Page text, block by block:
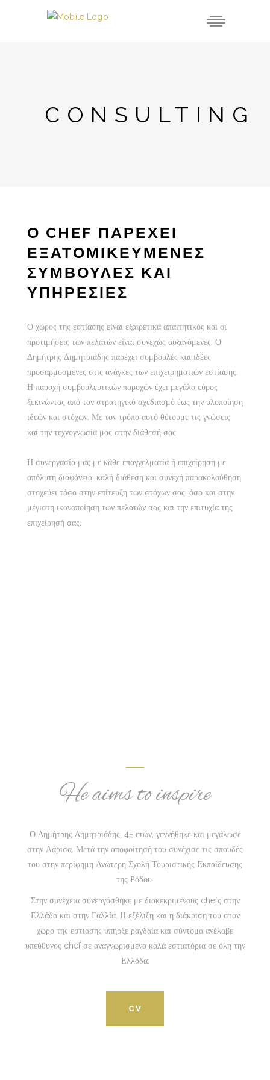
CONSULTING
Ο CHEF ΠΑΡΕΧΕΙ
ΕΞΑΤΟΜΙΚΕΥΜΕΝΕΣ
ΣΥΜΒΟΥΛΕΣ ΚΑΙ
ΥΠΗΡΕΣΙΕΣ
Ο χώρος της εστίασης είναι εξαιρετικά απαιτητικός και οι
προτιμήσεις των πελατών είναι συνεχώς αυξανόμενες. Ο
Δημήτρης Δημητριάδης παρέχει συμβουλές και ιδέες
προσαρμοσμένες στις ανάγκες των επιχειρηματιών εστίασης.
Η παροχή συμβουλευτικών παροχών έχει μεγάλο εύρος
ξεκινώντας από τον στρατηγικό σχεδιασμό έως την υλοποίηση
ιδεών και στόχων. Με τον τρόπο αυτό θέτουμε τις γνώσεις
και την τεχνογνωσία μας στην διάθεσή σας.
Η συνεργασία μας με κάθε επαγγελματία ή επιχείρηση με
απόλυτη διαφάνεια, καλή διάθεση και συνεχή παρακολούθηση
στοχεύει τόσο στην επίτευξη των στόχων σας, όσο και στην
μέγιστη ικανοποίηση των πελατών σας και την επιτυχία της
επιχείρησή σας.
He aims to inspire
Ο Δημήτρης Δημητριάδης, 45 ετών, γεννήθηκε και μεγάλωσε
στην Λάρισα. Μετά την αποφοίτησή του συνέχισε τις σπουδές
του στην περίφημη Ανώτερη Σχολή Τουριστικής Εκπαίδευσης
της Ρόδου.
Στην συνέχεια συνεργάσθηκε με διακεκριμένους chefς στην
Ελλάδα και στην Γαλλία. Η εξέλιξη και η διάκριση του στον
χώρο της εστίασης υπήρξε ραγδαία και σύντομα ανέλαβε
υπεύθυνος chef σε αναγνωρισμένα καλά εστιατόρια σε όλη την
Ελλάδα.
CV